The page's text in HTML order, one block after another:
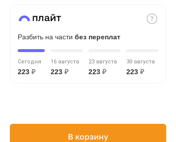
Разбить на части без переплат
Сегодня
223 ₽
16 августа
223 ₽
23 августа
223 ₽
30 августа
223 ₽
В корзину